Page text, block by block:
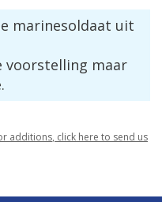
marinesoldaat uit
voorstelling maar
.
additions, click here to send us